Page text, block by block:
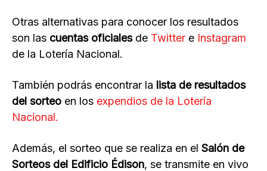
Otras alternativas para conocer los resultados
son las cuentas oficiales de Twitter e Instagram
de la Lotería Nacional.
También podrás encontrar la lista de resultados
del sorteo en los expendios de la Lotería
Nacional.
Además, el sorteo que se realiza en el Salón de
Sorteos del Edificio Édison, se transmite en vivo